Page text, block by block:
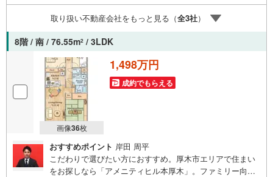
取り扱い不動産会社をもっと見る（全3社）
8階 / 南 / 76.55m2 / 3LDK
画像36枚
1,498万円
成約でもらえる
おすすめポイント 岸田 周平
こだわりで選びたい方におすすめ。厚木市エリアで住まい
をお探しなら「アメニティヒル本厚木」。ファミリー向け